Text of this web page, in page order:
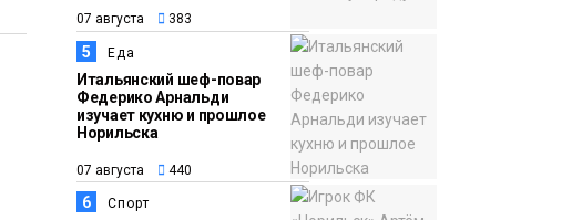
07 августа 383
5 Еда
Итальянский шеф-повар
Федерико Арнальди
изучает кухню и прошлое
Норильска
07 августа 440
6 Спорт